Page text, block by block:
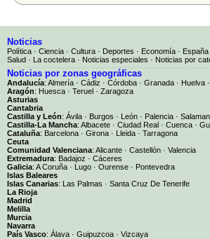
Noticias
Política · Ciencia · Cultura · Deportes · Economía · España
Salud · La coctelera · Noticias especiales · Noticias por
Noticias por zonas geográficas
Andalucía: Almería · Cádiz · Córdoba · Granada · Huelva ·
Aragón: Huesca · Teruel · Zaragoza
Asturias
Cantabria
Castilla y León: Ávila · Burgos · León · Palencia ·
Castilla-La Mancha: Albacete · Ciudad Real · Cuenca ·
Cataluña: Barcelona · Girona · Lleida · Tarragona
Ceuta
Comunidad Valenciana: Alicante · Castellón · Valencia
Extremadura: Badajoz · Cáceres
Galicia: A Coruña · Lugo · Ourense · Pontevedra
Islas Baleares
Islas Canarias: Las Palmas · Santa Cruz De Tenerife
La Rioja
Madrid
Melilla
Murcia
Navarra
País Vasco: Álava · Guipuzcoa · Vizcaya